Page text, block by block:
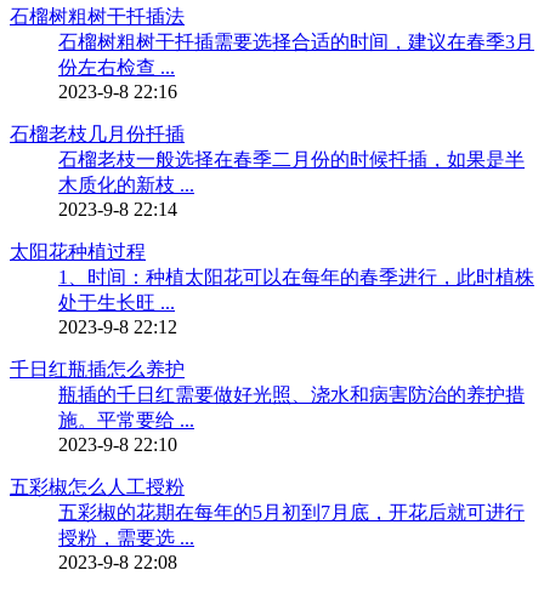
石榴树粗树干扦插法
石榴树粗树干扦插需要选择合适的时间，建议在春季3月
份左右检查 ...
2023-9-8 22:16
石榴老枝几月份扦插
石榴老枝一般选择在春季二月份的时候扦插，如果是半
木质化的新枝 ...
2023-9-8 22:14
太阳花种植过程
1、时间：种植太阳花可以在每年的春季进行，此时植株
处于生长旺 ...
2023-9-8 22:12
千日红瓶插怎么养护
瓶插的千日红需要做好光照、浇水和病害防治的养护措
施。平常要给 ...
2023-9-8 22:10
五彩椒怎么人工授粉
五彩椒的花期在每年的5月初到7月底，开花后就可进行
授粉，需要选 ...
2023-9-8 22:08